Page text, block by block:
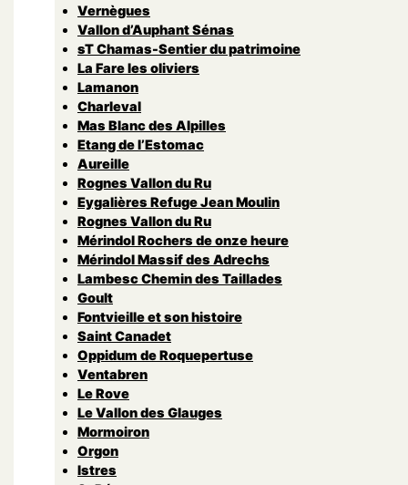
Vernègues
Vallon d’Auphant Sénas
sT Chamas-Sentier du patrimoine
La Fare les oliviers
Lamanon
Charleval
Mas Blanc des Alpilles
Etang de l’Estomac
Aureille
Rognes Vallon du Ru
Eygalières Refuge Jean Moulin
Rognes Vallon du Ru
Mérindol Rochers de onze heure
Mérindol Massif des Adrechs
Lambesc Chemin des Taillades
Goult
Fontvieille et son histoire
Saint Canadet
Oppidum de Roquepertuse
Ventabren
Le Rove
Le Vallon des Glauges
Mormoiron
Orgon
Istres